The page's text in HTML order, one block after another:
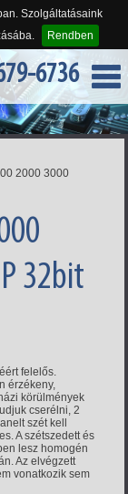
Szolgáltatásaink
Rendben
6736
2000 3000
32bit
felelős.
érzékeny,
körülmények
cserélni, 2
szét kell
A szétszedett és
lesz homogén
Az elvégzett
vonatkozik sem